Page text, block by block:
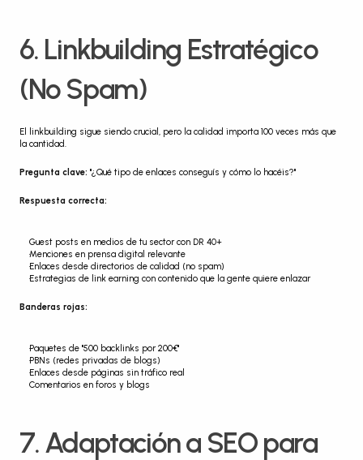
6. Linkbuilding Estratégico
(No Spam)
El linkbuilding sigue siendo crucial, pero la calidad importa 100 veces más que
la cantidad.
Pregunta clave: "¿Qué tipo de enlaces conseguís y cómo lo hacéis?"
Respuesta correcta:
Guest posts en medios de tu sector con DR 40+
Menciones en prensa digital relevante
Enlaces desde directorios de calidad (no spam)
Estrategias de link earning con contenido que la gente quiere enlazar
Banderas rojas:
Paquetes de "500 backlinks por 200€"
PBNs (redes privadas de blogs)
Enlaces desde páginas sin tráfico real
Comentarios en foros y blogs
7. Adaptación a SEO para